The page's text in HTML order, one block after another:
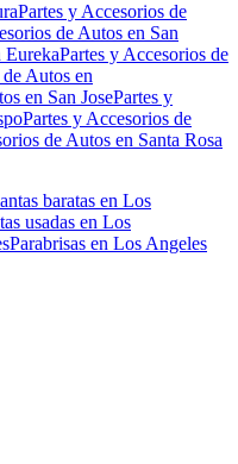
Partes y Accesorios de
de Autos en San
EurekaPartes y Accesorios de
Autos en
en San JosePartes y
Partes y Accesorios de
de Autos en Santa Rosa
baratas en Los
usadas en Los
Parabrisas en Los Angeles